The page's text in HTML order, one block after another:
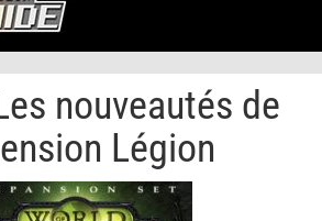
nouveautés de
Légion